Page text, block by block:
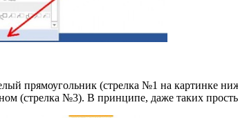
прямоугольник (стрелка №1 на картинке
(стрелка №3). В принципе, даже таких